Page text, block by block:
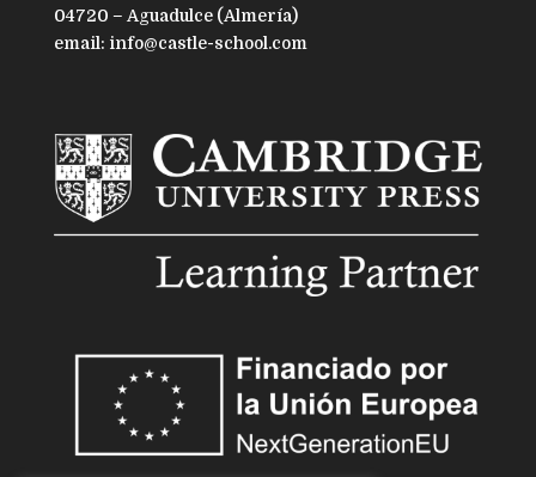
04720 – Aguadulce (Almería)
email: info@castle-school.com